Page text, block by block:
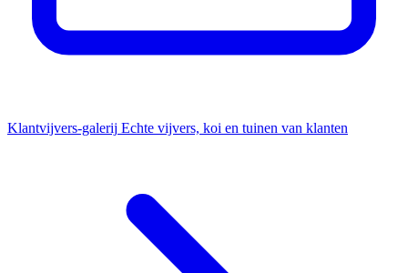
Klantvijvers-galerij Echte vijvers, koi en tuinen van klanten